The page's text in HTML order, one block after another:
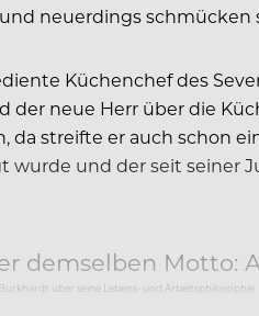
neuerdings
Küchenchef des
neue Herr über die
streifte er auch schon
und der seit seiner
demselben Motto:
über seine Lebens- und Arbeitsphilosophie